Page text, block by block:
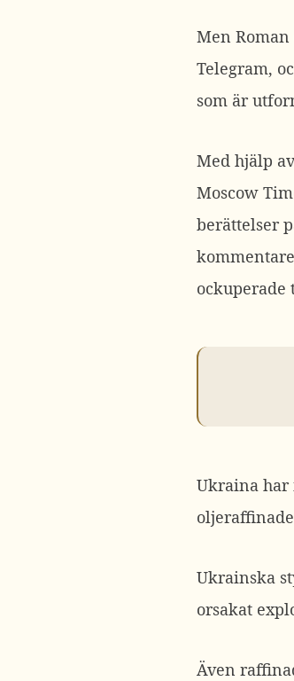
Men
Telegram,
som är
Med hjälp
Moscow
berättelser
Ukraina har
Ukrainska
orsakat
Även